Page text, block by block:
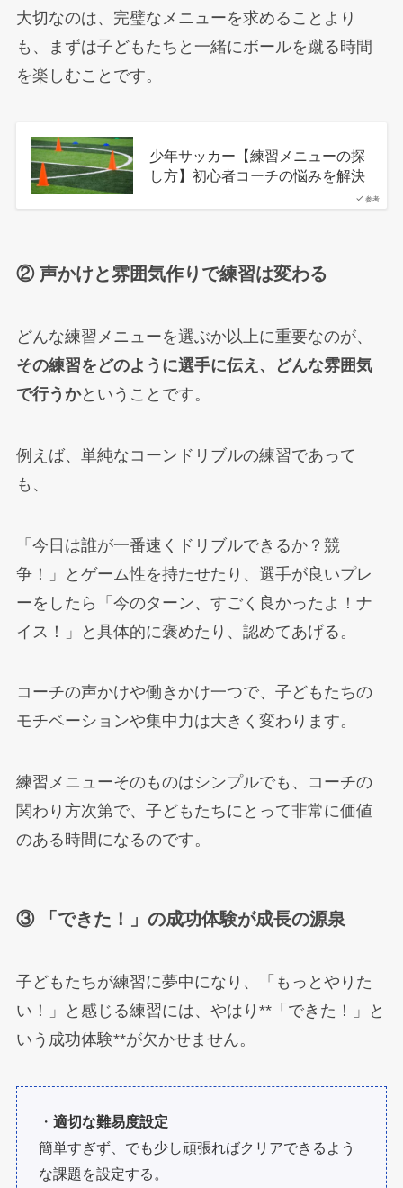
大切なのは、完璧なメニューを求めることより
も、まずは子どもたちと一緒にボールを蹴る時間
を楽しむことです。
参考
少年サッカー【練習メニューの探
し方】初心者コーチの悩みを解決
② 声かけと雰囲気作りで練習は変わる
どんな練習メニューを選ぶか以上に重要なのが、
その練習をどのように選手に伝え、どんな雰囲気
で行うかということです。
例えば、単純なコーンドリブルの練習であって
も、
「今日は誰が一番速くドリブルできるか？競
争！」とゲーム性を持たせたり、選手が良いプレ
ーをしたら「今のターン、すごく良かったよ！ナ
イス！」と具体的に褒めたり、認めてあげる。
コーチの声かけや働きかけ一つで、子どもたちの
モチベーションや集中力は大きく変わります。
練習メニューそのものはシンプルでも、コーチの
関わり方次第で、子どもたちにとって非常に価値
のある時間になるのです。
③ 「できた！」の成功体験が成長の源泉
子どもたちが練習に夢中になり、「もっとやりた
い！」と感じる練習には、やはり**「できた！」と
いう成功体験**が欠かせません。
・適切な難易度設定
簡単すぎず、でも少し頑張ればクリアできるよう
な課題を設定する。